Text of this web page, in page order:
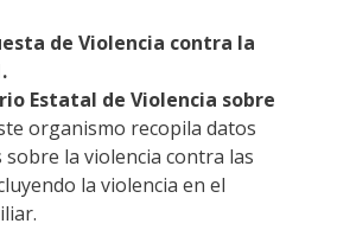
de Violencia contra la
Estatal de Violencia sobre
organismo recopila datos
sobre la violencia contra las
la violencia en el